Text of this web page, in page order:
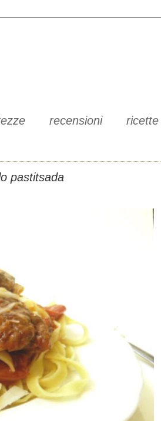
recensioni ricette
pastitsada